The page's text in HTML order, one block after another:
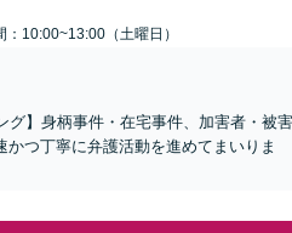
：10:00~13:00（土曜日）
グ】身柄事件・在宅事件、加害者・被害
つ丁寧に弁護活動を進めてまいりま